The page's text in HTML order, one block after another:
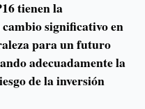
tienen la
significativo en
para un futuro
adecuadamente la
de la inversión